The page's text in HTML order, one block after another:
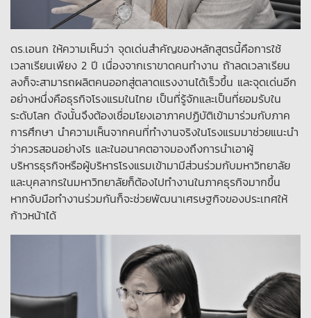
ดร.เอนก ให้ความเห็นว่า จุดเด่นสำคัญของหลักสูตรนี้คือการใช้
เวลาเรียนเพียง 2 ปี เนื่องจากเราขาดคนทำงาน ถ้าลดเวลาเรียน
ลงก็จะสามารถผลิตคนออกสู่ตลาดแรงงานได้เร็วขึ้น และจุดเด่นอีก
อย่างหนึ่งคือธุรกิจโรงแรมในไทย เป็นที่รู้จักและเป็นที่ยอมรับใน
ระดับโลก ดังนั้นจึงต้องเชื่อมโยงเอาภาคปฏิบัติเข้ามาร่วมกับภาค
การศึกษา นำความเห็นจากคนที่ทำงานจริงในโรงแรมมาช่วยแนะนำ
ว่าควรสอนอย่างไร และในอนาคตอาจมองถึงการนำเอาผู้
บริหารธุรกิจหรือผู้บริหารโรงแรมเข้ามามีส่วนร่วมกับมหาวิทยาลัย
และบุคลากรในมหาวิทยาลัยก็ต้องไปทำงานในภาคธุรกิจมากขึ้น
หากจับมือทำงานร่วมกันก็จะช่วยพัฒนาเศรษฐกิจของประเทศให้
ก้าวหน้าได้